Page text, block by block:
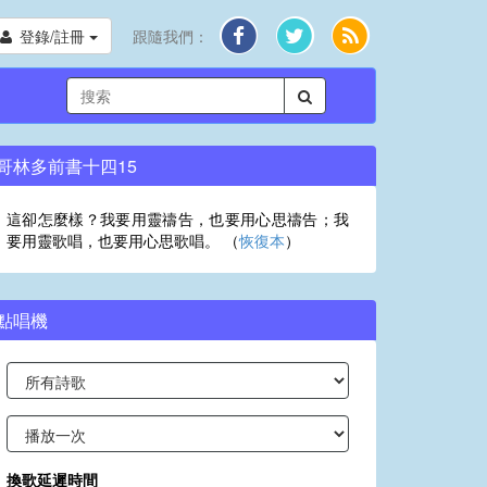
登錄/註冊 跟隨我們：
林多前書十四15
這卻怎麼樣？我要用靈禱告，也要用心思禱告；我
要用靈歌唱，也要用心思歌唱。 （恢復本）
唱機
換歌延遲時間